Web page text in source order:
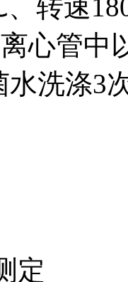
转速
心管中
洗涤3
定